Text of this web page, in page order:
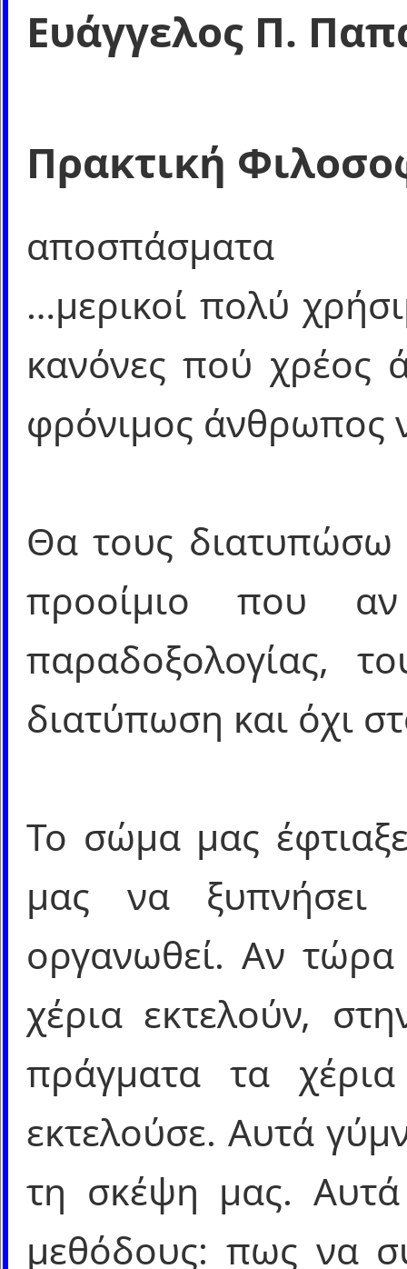
Ευάγγελος Π.
Πρακτική
αποσπάσματα
…μερικοί πολύ
κανόνες πού χρέος
φρόνιμος άνθρωπος
Θα τους
προοίμιο που
παραδοξολογίας,
διατύπωση και όχι
Το σώμα μας
μας να
οργανωθεί. Αν
χέρια εκτελούν,
πράγματα τα
εκτελούσε. Αυτά
τη σκέψη μας. Αυτά
μεθόδους: πως να